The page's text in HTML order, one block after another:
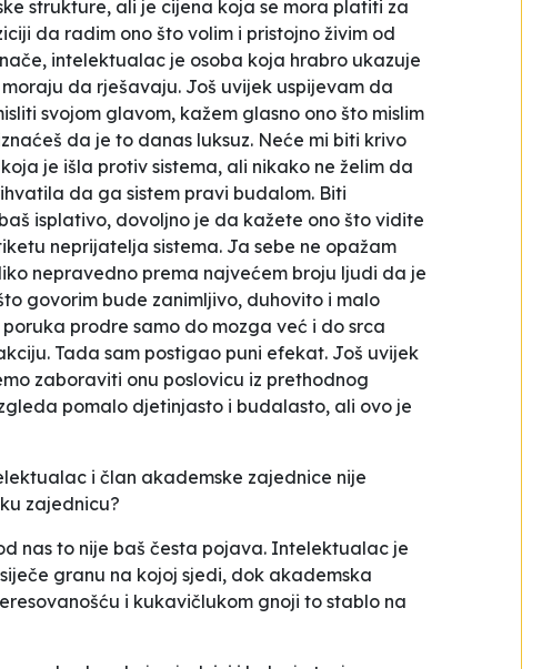
strukture, ali je cijena koja se mora platiti za
da radim ono što volim i pristojno živim od
intelektualac je osoba koja hrabro ukazuje
da rješavaju. Još uvijek uspijevam da
svojom glavom, kažem glasno ono što mislim
da je to danas luksuz. Neće mi biti krivo
je išla protiv sistema, ali nikako ne želim da
da ga sistem pravi budalom. Biti
isplativo, dovoljno je da kažete ono što vidite
neprijatelja sistema. Ja sebe ne opažam
nepravedno prema najvećem broju ljudi da je
govorim bude zanimljivo, duhovito i malo
prodre samo do mozga već i do srca
Tada sam postigao puni efekat. Još uvijek
zaboraviti onu poslovicu iz prethodnog
pomalo djetinjasto i budalasto, ali ovo je
i član akademske zajednice nije
zajednicu?
nas to nije baš česta pojava. Intelektualac je
granu na kojoj sjedi, dok akademska
i kukavičlukom gnoji to stablo na